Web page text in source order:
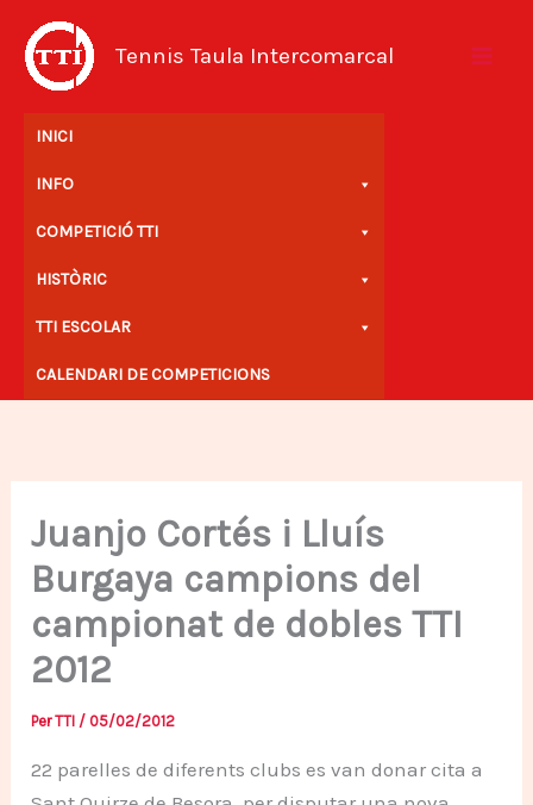
contingut
Tennis Taula Intercomarcal
INICI
INFO
COMPETICIÓ TTI
HISTÒRIC
TTI ESCOLAR
CALENDARI DE COMPETICIONS
Juanjo Cortés i Lluís
Burgaya campions del
campionat de dobles TTI
2012
Per TTI / 05/02/2012
22 parelles de diferents clubs es van donar cita a